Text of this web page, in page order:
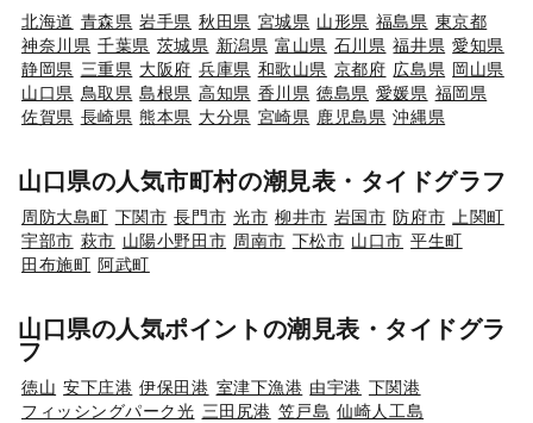
北海道 青森県 岩手県 秋田県 宮城県 山形県 福島県 東京都
神奈川県 千葉県 茨城県 新潟県 富山県 石川県 福井県 愛知県
静岡県 三重県 大阪府 兵庫県 和歌山県 京都府 広島県 岡山県
山口県 鳥取県 島根県 高知県 香川県 徳島県 愛媛県 福岡県
佐賀県 長崎県 熊本県 大分県 宮崎県 鹿児島県 沖縄県
山口県の人気市町村の潮見表・タイドグラフ
周防大島町 下関市 長門市 光市 柳井市 岩国市 防府市
上関町
宇部市 萩市 山陽小野田市 周南市 下松市 山口市 平生町
田布施町 阿武町
山口県の人気ポイントの潮見表・タイドグラ
フ
徳山 安下庄港 伊保田港 室津下漁港 由宇港 下関港
フィッシングパーク光 三田尻港 笠戸島 仙崎人工島